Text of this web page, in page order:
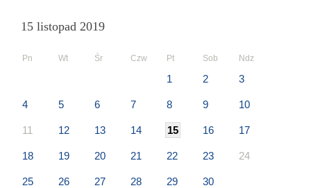
15 listopad 2019
Pn Wt Śr Czw Pt Sob Ndz
1 2 3
4 5 6 7 8 9 10
11 12 13 14 15 16 17
18 19 20 21 22 23 24
25 26 27 28 29 30